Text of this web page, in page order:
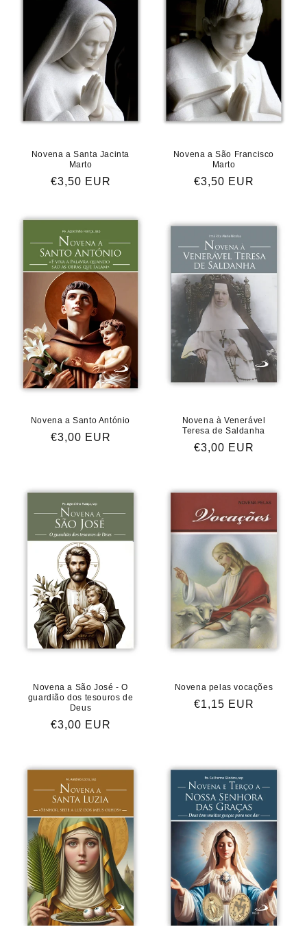
Novena a Santa Jacinta
Marto
Preço
€3,50 EUR
Novena a São Francisco
Marto
Preço
€3,50 EUR
Novena a Santo António
Preço
€3,00 EUR
Novena à Venerável
Teresa de Saldanha
Preço
€3,00 EUR
Novena a São José - O
guardião dos tesouros de
Deus
Preço
€3,00 EUR
Novena pelas vocações
Preço
€1,15 EUR